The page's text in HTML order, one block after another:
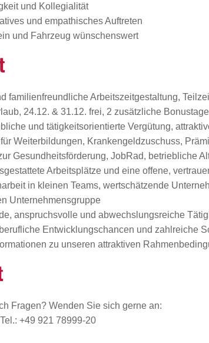
und Kollegialität
und empathisches Auftreten
und Fahrzeug wünschenswert
familienfreundliche Arbeitszeitgestaltung,
24.12. & 31.12. frei, 2 zusätzliche
und tätigkeitsorientierte Vergütung,
Weiterbildungen, Krankengeldzuschuss,
Gesundheitsförderung, JobRad, betriebliche
Arbeitsplätze und eine offene,
in kleinen Teams, wertschätzende
Unternehmensgruppe
anspruchsvolle und abwechslungsreiche
Entwicklungschancen und zahlreiche
zu unseren attraktiven
Fragen? Wenden Sie sich gerne an:
+49 921 78999-20